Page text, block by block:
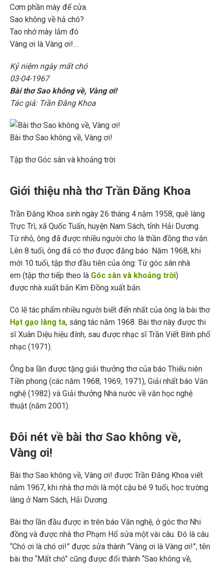
Cơm phần mày để cửa.
Sao không về hả chó?
Tao nhớ mày lắm đó
Vàng ơi là Vàng ơi!…
Kỷ niệm ngày mất chó
03-04-1967
Bài thơ Sao không về, Vàng ơi!
Tác giả: Trần Đăng Khoa
Bài thơ Sao không về, Vàng ơi!
Tập thơ Góc sân và khoảng trời
Giới thiệu nhà thơ Trần Đăng Khoa
Trần Đăng Khoa sinh ngày 26 tháng 4 năm 1958, quê làng
Trực Trì, xã Quốc Tuấn, huyện Nam Sách, tỉnh Hải Dương.
Từ nhỏ, ông đã được nhiều người cho là thần đồng thơ văn.
Lên 8 tuổi, ông đã có thơ được đăng báo. Năm 1968, khi
mới 10 tuổi, tập thơ đầu tiên của ông: Từ góc sân nhà
em (tập thơ tiếp theo là Góc sân và khoảng trời)
được nhà xuất bản Kim Đồng xuất bản.
Có lẽ tác phẩm nhiều người biết đến nhất của ông là bài thơ
Hạt gạo làng ta, sáng tác năm 1968. Bài thơ này được thi
sĩ Xuân Diệu hiệu đính, sau được nhạc sĩ Trần Viết Bính phổ
nhạc (1971).
Ông ba lần được tặng giải thưởng thơ của báo Thiếu niên
Tiền phong (các năm 1968, 1969, 1971), Giải nhất báo Văn
nghệ (1982) và Giải thưởng Nhà nước về văn học nghệ
thuật (năm 2001).
Đôi nét về bài thơ Sao không về,
Vàng ơi!
Bài thơ Sao không về, Vàng ơi! được Trần Đăng Khoa viết
năm 1967, khi nhà thơ mới là một cậu bé 9 tuổi, học trường
làng ở Nam Sách, Hải Dương.
Bài thơ lần đầu được in trên báo Văn nghệ, ở góc thơ Nhi
đồng và được nhà thơ Phạm Hổ sửa một vài câu. Đó là câu
“Chó ơi là chó ơi!” được sửa thành “Vàng ơi là Vàng ơi!”, tên
bài thơ “Mất chó” cũng được đổi thành “Sao không về,